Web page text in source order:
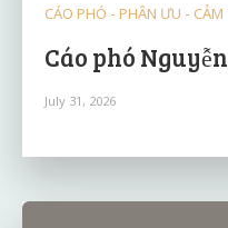
CÁO PHÓ - PHÂN ƯU - CẢM
Cáo phó
July 31, 2026